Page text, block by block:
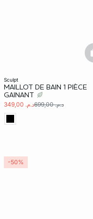
sculpt
MAILLOT DE BAIN 1 PIÈCE
GAINANT
د.م. 349,00 د.م. 699,00
-50%